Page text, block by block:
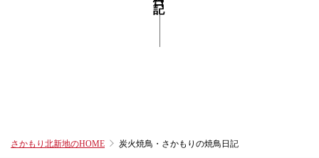
さかもり北新地のHOME 炭火焼鳥・さかもりの焼鳥日記